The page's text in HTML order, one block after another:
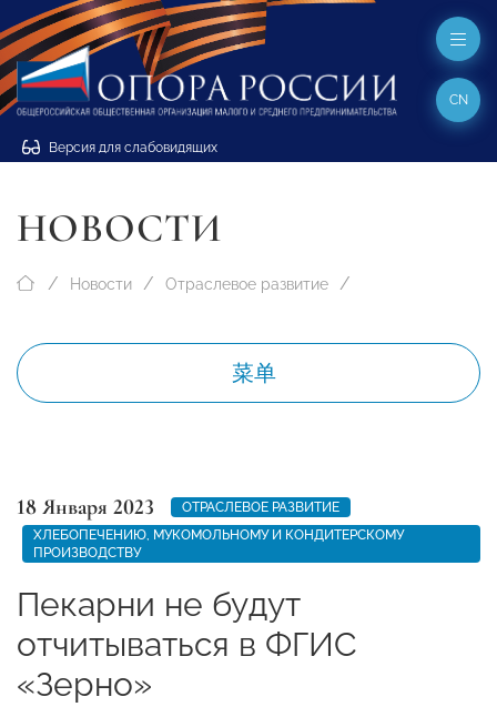
Версия для слабовидящих
CN
НОВОСТИ
Новости Отраслевое развитие
菜单
18 Января 2023
ОТРАСЛЕВОЕ РАЗВИТИЕ
ХЛЕБОПЕЧЕНИЮ, МУКОМОЛЬНОМУ И КОНДИТЕРСКОМУ
ПРОИЗВОДСТВУ
Пекарни не будут
отчитываться в ФГИС
«Зерно»